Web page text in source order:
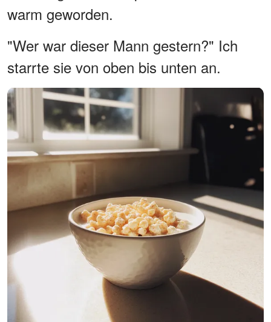
warm geworden.
"Wer war dieser Mann gestern?" Ich
starrte sie von oben bis unten an.